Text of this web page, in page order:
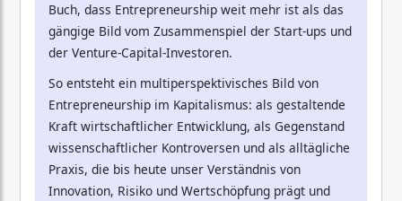
Buch, dass Entrepreneurship weit mehr ist als das
gängige Bild vom Zusammenspiel der Start-ups und
der Venture-Capital-Investoren.
So entsteht ein multiperspektivisches Bild von
Entrepreneurship im Kapitalismus: als gestaltende
Kraft wirtschaftlicher Entwicklung, als Gegenstand
wissenschaftlicher Kontroversen und als alltägliche
Praxis, die bis heute unser Verständnis von
Innovation, Risiko und Wertschöpfung prägt und